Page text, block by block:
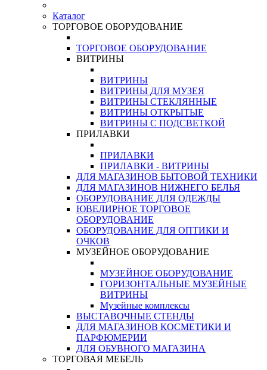
Каталог
ТОРГОВОЕ ОБОРУДОВАНИЕ
ТОРГОВОЕ ОБОРУДОВАНИЕ
ВИТРИНЫ
ВИТРИНЫ
ВИТРИНЫ ДЛЯ МУЗЕЯ
ВИТРИНЫ СТЕКЛЯННЫЕ
ВИТРИНЫ ОТКРЫТЫЕ
ВИТРИНЫ С ПОДСВЕТКОЙ
ПРИЛАВКИ
ПРИЛАВКИ
ПРИЛАВКИ - ВИТРИНЫ
ДЛЯ МАГАЗИНОВ БЫТОВОЙ ТЕХНИКИ
ДЛЯ МАГАЗИНОВ НИЖНЕГО БЕЛЬЯ
ОБОРУДОВАНИЕ ДЛЯ ОДЕЖДЫ
ЮВЕЛИРНОЕ ТОРГОВОЕ
ОБОРУДОВАНИЕ
ОБОРУДОВАНИЕ ДЛЯ ОПТИКИ И
ОЧКОВ
МУЗЕЙНОЕ ОБОРУДОВАНИЕ
МУЗЕЙНОЕ ОБОРУДОВАНИЕ
ГОРИЗОНТАЛЬНЫЕ МУЗЕЙНЫЕ
ВИТРИНЫ
Музейные комплексы
ВЫСТАВОЧНЫЕ СТЕНДЫ
ДЛЯ МАГАЗИНОВ КОСМЕТИКИ И
ПАРФЮМЕРИИ
ДЛЯ ОБУВНОГО МАГАЗИНА
ТОРГОВАЯ МЕБЕЛЬ